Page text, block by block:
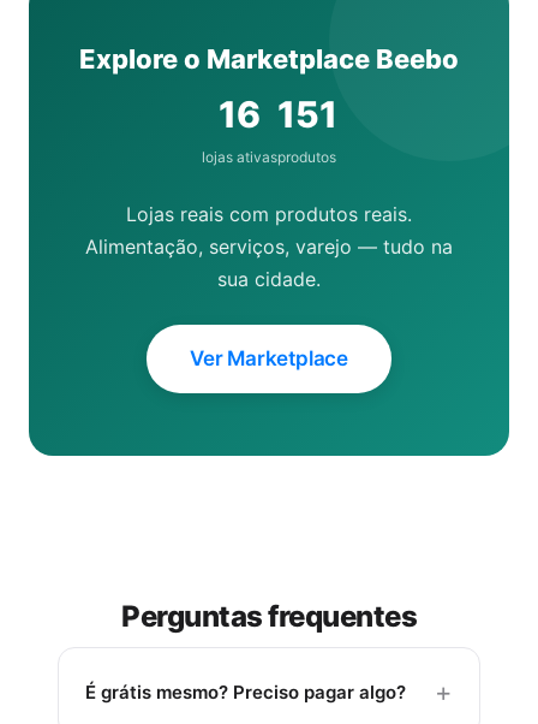
Explore o Marketplace Beebo
16
lojas ativas
151
produtos
Lojas reais com produtos reais.
Alimentação, serviços, varejo — tudo na
sua cidade.
Ver Marketplace
Perguntas frequentes
É grátis mesmo? Preciso pagar algo?